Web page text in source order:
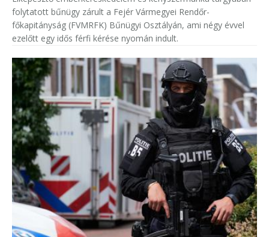
folytatott bűnügy zárult a Fejér Vármegyei Rendőr-
főkapitányság (FVMRFK) Bűnügyi Osztályán, ami négy évvel
ezelőtt egy idős férfi kérése nyomán indult.